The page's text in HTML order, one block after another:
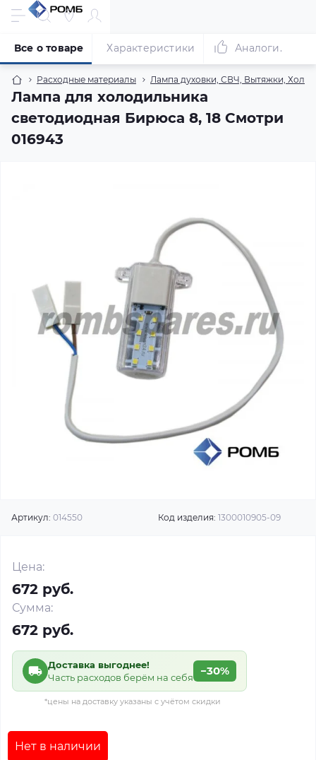
Расходные материалы Лампа духовки, СВЧ, Вытяжки,
Лампа для холодильника
светодиодная Бирюса 8, 18 Смотри
016943
Все о товаре Характеристики Аналоги.
Артикул: 014550 Код изделия: 1300010905-09
Цена:
672 руб.
Сумма:
672 руб.
Доставка выгоднее!
Часть расходов берём на себя
−30%
*цены на доставку указаны с учётом скидки
Нет в наличии